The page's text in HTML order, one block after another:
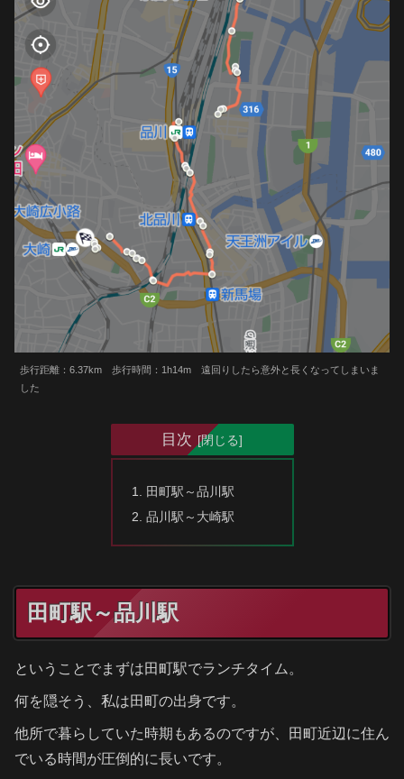
歩行距離：6.37km 歩行時間：1h14m 遠回りしたら意外と長くなってしまいま
した
目次
田町駅～品川駅
品川駅～大崎駅
田町駅～品川駅
ということでまずは田町駅でランチタイム。
何を隠そう、私は田町の出身です。
他所で暮らしていた時期もあるのですが、田町近辺に住ん
でいる時間が圧倒的に長いです。